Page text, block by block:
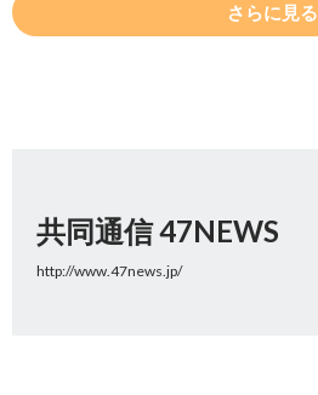
さらに見る
共同通信 47NEWS
http://www.47news.jp/